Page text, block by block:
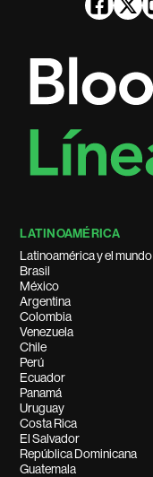
LATINOAMÉRICA
Latinoamérica y el mundo
Brasil
México
Argentina
Colombia
Venezuela
Chile
Perú
Ecuador
Panamá
Uruguay
Costa Rica
El Salvador
República Dominicana
Guatemala